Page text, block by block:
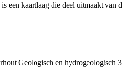
een kaartlaag die deel uitmaakt van
Geologisch en hydrogeologisch